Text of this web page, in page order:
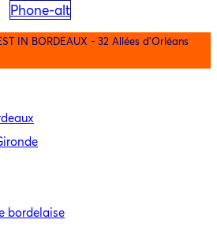
Phone-alt
IN BORDEAUX - 32 Allées d'Orléans
bordelaise